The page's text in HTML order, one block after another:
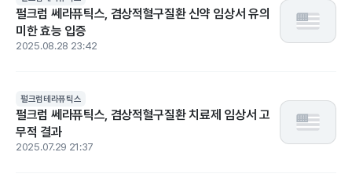
펄크럼 쎄라퓨틱스, 겸상적혈구질환 신약 임상서 유의
미한 효능 입증
2025.08.28 23:42
펄크럼테라퓨틱스
펄크럼 쎄라퓨틱스, 겸상적혈구질환 치료제 임상서 고
무적 결과
2025.07.29 21:37